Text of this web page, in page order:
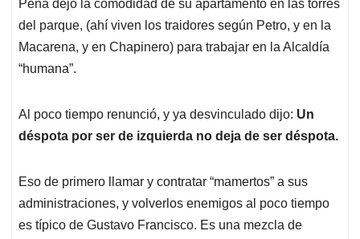
Peña dejó la comodidad de su apartamento en las torres
del parque, (ahí viven los traidores según Petro, y en la
Macarena, y en Chapinero) para trabajar en la Alcaldía
“humana”.
Al poco tiempo renunció, y ya desvinculado dijo: Un
déspota por ser de izquierda no deja de ser déspota.
Eso de primero llamar y contratar “mamertos” a sus
administraciones, y volverlos enemigos al poco tiempo
es típico de Gustavo Francisco. Es una mezcla de